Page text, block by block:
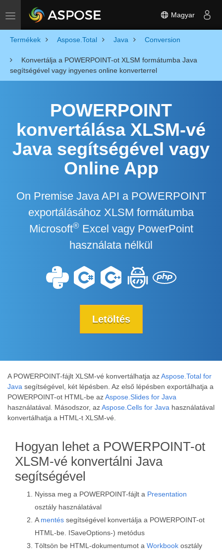
Toggle navigation Magyar
Termékek Aspose.Total Java Conversion
Konvertálja a POWERPOINT-ot XLSM formátumba Java
segítségével vagy ingyenes online konverterrel
POWERPOINT
konvertálása XLSM-vé
Java segítségével vagy
Online App
On Premise Java API a POWERPOINT
exportálásához XLSM formátumba
Microsoft®Excel vagy PowerPoint
használata nélkül
Letöltés
A POWERPOINT-fájlt XLSM-vé konvertálhatja azAspose.Total for
Java segítségével, két lépésben. Az első lépésben exportálhatja a
POWERPOINT-ot HTML-be azAspose.Slides for Java
használatával. Másodszor, azAspose.Cells for Java használatával
konvertálhatja a HTML-t XLSM-vé.
Hogyan lehet a POWERPOINT-ot
XLSM-vé konvertálni Java
segítségével
Nyissa meg a POWERPOINT-fájlt a Presentation
osztály használatával
A mentés segítségével konvertálja a POWERPOINT-ot
HTML-be. ISaveOptions-) metódus
Töltsön be HTML-dokumentumot a Workbook osztály